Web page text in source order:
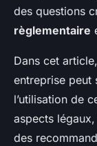
des questions
règlementaire
Dans cet
entreprise peut
l’utilisation de
aspects
des